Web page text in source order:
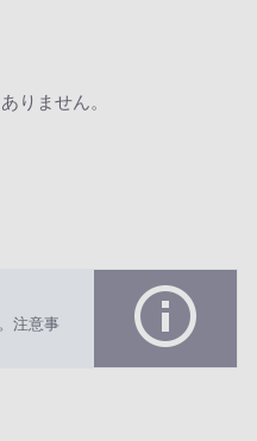
りません。
注意事